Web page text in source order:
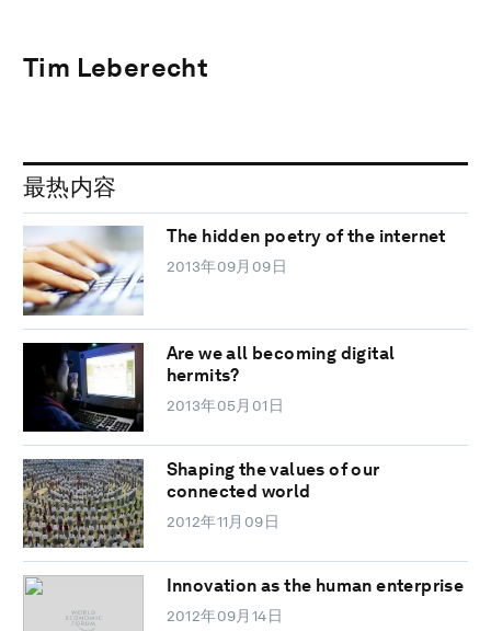
Tim Leberecht
最热内容
The hidden poetry of the internet
2013年09月09日
Are we all becoming digital
hermits?
2013年05月01日
Shaping the values of our
connected world
2012年11月09日
Innovation as the human enterprise
2012年09月14日